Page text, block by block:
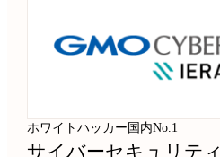
ホワイトハッカー国内No.1
サイバーセキュリティ